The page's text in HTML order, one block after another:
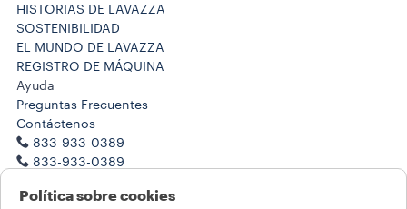
HISTORIAS DE LAVAZZA
SOSTENIBILIDAD
EL MUNDO DE LAVAZZA
REGISTRO DE MÁQUINA
Ayuda
Preguntas Frecuentes
Contáctenos
833-933-0389
833-933-0389
Notas legales
Política sobre cookies